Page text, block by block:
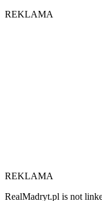
REKLAMA
REKLAMA
RealMadryt.pl is not